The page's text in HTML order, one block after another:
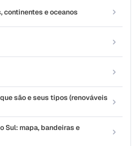
continentes e oceanos
são e seus tipos (renováveis
Sul: mapa, bandeiras e